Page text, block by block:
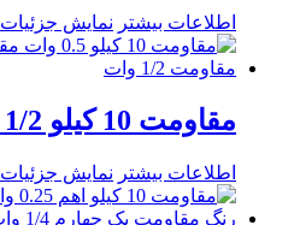
اطلاعات بیشتر نمایش جزئیات
مقاومت 10 کیلو 1/2 وات
اطلاعات بیشتر نمایش جزئیات